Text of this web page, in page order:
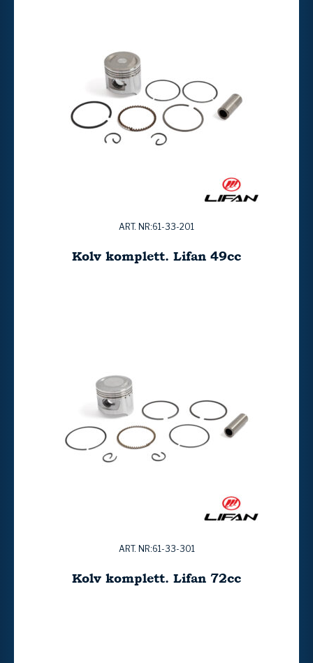
ART. NR:61-33-201
Kolv komplett. Lifan 49cc
ART. NR:61-33-301
Kolv komplett. Lifan 72cc